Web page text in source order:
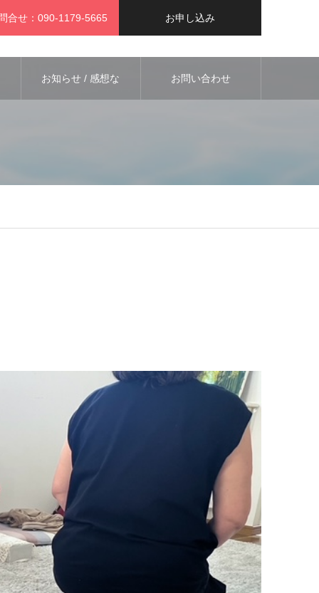
合せ：090-1179-5665 お申し込み
お知らせ / 感想な お問い合わせ